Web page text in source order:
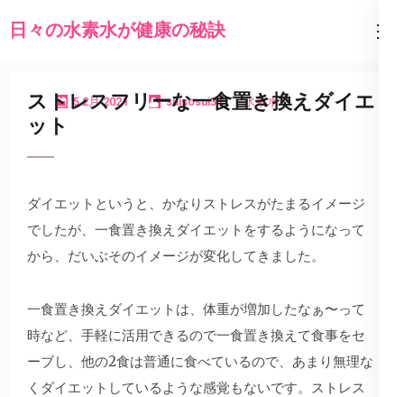
ン日々の水素水が健康の秘訣
5 2月 2021 suisosui31 水素水
ストレスフリーな一食置き換えダイエ
ット
ダイエットというと、かなりストレスがたまるイメージ
でしたが、一食置き換えダイエットをするようになって
から、だいぶそのイメージが変化してきました。
一食置き換えダイエットは、体重が増加したなぁ〜って
時など、手軽に活用できるので一食置き換えて食事をセ
ーブし、他の2食は普通に食べているので、あまり無理な
くダイエットしているような感覚もないです。ストレス